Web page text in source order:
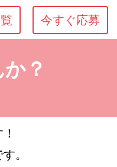
今すぐ応募
？
。